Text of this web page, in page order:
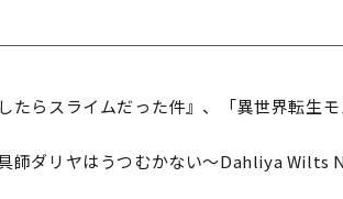
たらスライムだった件』、「異世界転生
師ダリヤはうつむかない～Dahliya